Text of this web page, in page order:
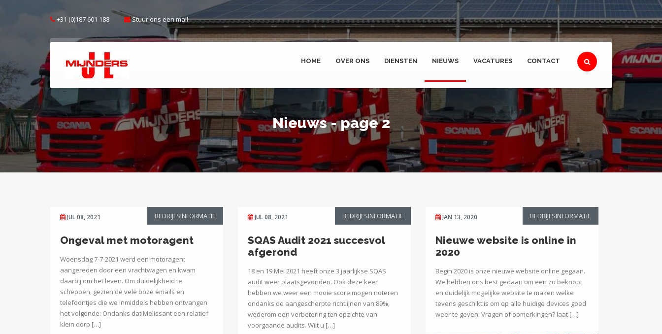
+31 (0)187 601 188 Stuur ons een mail
HOME OVER ONS DIENSTEN NIEUWS VACATURES CONTACT
Nieuws - page 2
JUL 08, 2021 BEDRIJFSINFORMATIE
Ongeval met motoragent
Woensdag 7-7-2021 werd een motoragent
aangereden door een vrachtwagen en kwam
daarbij om het leven. Om duidelijkheid te
scheppen, gezien de vele boze emails en
telefoontjes die we inmiddels hebben ontvangen
het volgende: Ondanks dat Melissant een relatief
klein dorp […]
JUL 08, 2021 BEDRIJFSINFORMATIE
SQAS Audit 2021 succesvol
afgerond
18 en 19 Mei 2021 heeft onze 3 jaarlijkse SQAS
audit weer plaatsgevonden. Ook deze keer
hebben we weer een mooie score mogen noteren
ondanks de aangescherpte richtlijnen van 89%,
wederom een verbetering ten opzichte van
voorgaande audits. Wilt u […]
JAN 13, 2020 BEDRIJFSINFORMATIE
Nieuwe website is online in
2020
Begin 2020 is onze nieuwe website online gegaan.
We hebben ons best gedaan om een zo beknopt
en duidelijk mogelijke website te maken welke
tevens geschikt is om op alle huidige devices goed
weer te geven. Vragen of opmerkingen? laat […]